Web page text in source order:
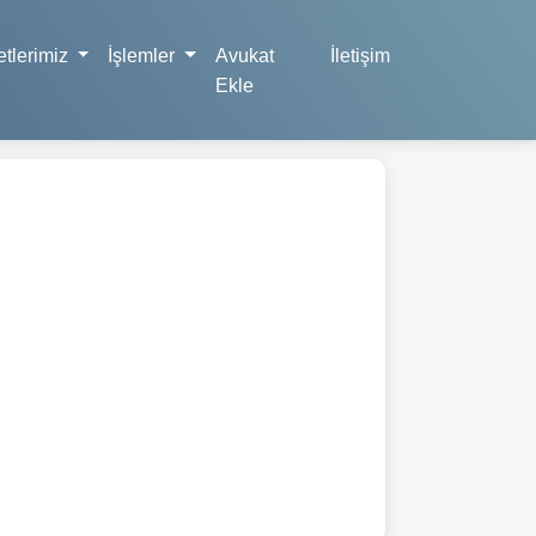
İşlemler
Avukat
Ekle
İletişim